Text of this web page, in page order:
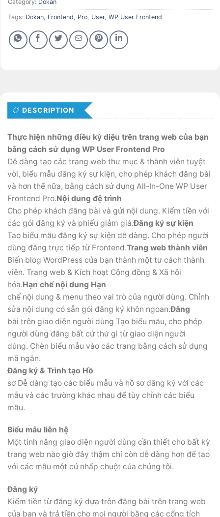
Category: Dokan
Tags: Dokan Frontend Pro User, WP User Frontend
DESCRIPTION
Thực hiện những điều kỳ diệu trên trang web của bạn
bằng cách sử dụng WP User Frontend Pro
Dễ dàng tạo các trang web thư mục & thành viên tuyệt
vời, biểu mẫu đăng ký sự kiện, cho phép khách đăng bài
và hơn thế nữa, bằng cách sử dụng All-In-One WP User
Frontend Pro.Nội dung đệ trình
Cho phép khách đăng bài và gửi nội dung. Kiếm tiền với
các gói đăng ký và phiếu giảm giá.Đăng ký sự kiện
Tạo biểu mẫu đăng ký sự kiện dễ dàng. Cho phép người
dùng đăng trực tiếp từ Frontend.Trang web thành viên
Biến blog WordPress của bạn thành một tư cách thành
viên. Trang web & Kích hoạt Cộng đồng & Xã hội
hóa.Hạn chế nội dung Hạn
chế nội dung & menu theo vai trò của người dùng. Chỉnh
sửa nội dung có sẵn gói đăng ký khôn ngoan.Đăng
bài trên giao diện người dùng Tạo biểu mẫu, cho phép
người dùng đăng bất cứ thứ gì từ giao diện người
dùng. Chèn biểu mẫu vào các trang bằng cách sử dụng
mã ngắn.
Đăng ký & Trình tạo Hồ
sơ Dễ dàng tạo các biểu mẫu và hồ sơ đăng ký với các
mẫu và các trường khác nhau để tùy chỉnh các biểu
mẫu.
Biểu mẫu liên hệ
Một tính năng giao diện người dùng cần thiết cho bất kỳ
trang web nào giờ đây thậm chí còn dễ dàng hơn để tạo
với các mẫu một cú nhấp chuột của chúng tôi.
Đăng ký
Kiếm tiền từ đăng ký dựa trên đăng bài trên trang web
của bạn và trả tiền cho mọi người bằng các cổng tích